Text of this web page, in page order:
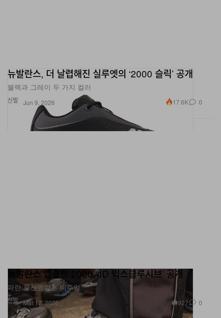
신발
뉴발란스, 더 날렵해진 실루엣의 ‘2000 슬릭’ 공개
블랙과 그레이 두 가지 컬러
Jun 9, 2026 17.6K 0
신발
뉴발란스 앱졸브 2000 ‘JD 익스클루시브’ 공개
파란 풍선껌같은 비주얼.
Mar 12, 2026 927 0